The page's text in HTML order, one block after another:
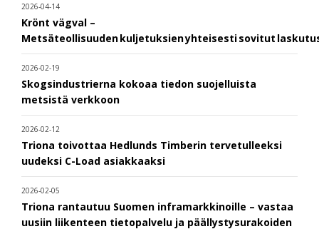
2026-04-14
Krönt vägval –
Metsäteollisuuden kuljetuksien yhteisesti sovitut
2026-02-19
Skogsindustrierna kokoaa tiedon suojelluista
metsistä verkkoon
2026-02-12
Triona toivottaa Hedlunds Timberin tervetulleeksi
uudeksi C-Load asiakkaaksi
2026-02-05
Triona rantautuu Suomen inframarkkinoille – vastaa
uusiin liikenteen tietopalvelu ja päällystysurakoiden